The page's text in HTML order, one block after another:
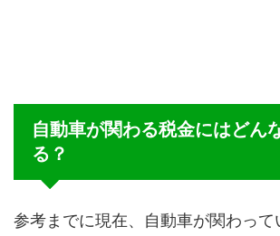
自動車が関わる税金にはどん
る？
参考までに現在、自動車が関わって